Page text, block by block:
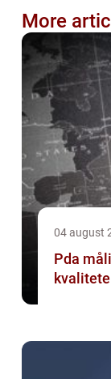
More
04 august
Pda